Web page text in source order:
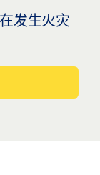
发生火灾